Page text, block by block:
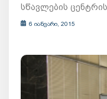
სწავლების ცენტრის
6 იანვარი, 2015